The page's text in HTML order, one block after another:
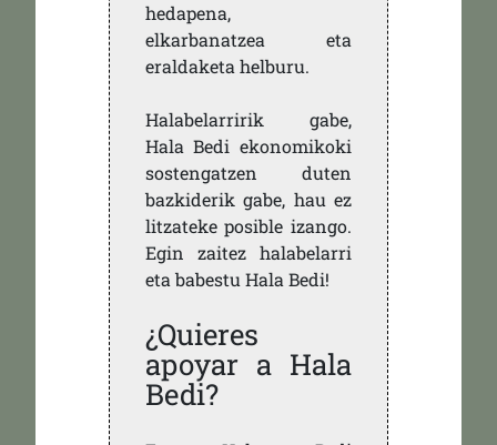
hedapena,
elkarbanatzea eta
eraldaketa helburu.
Halabelarririk gabe,
Hala Bedi ekonomikoki
sostengatzen duten
bazkiderik gabe, hau ez
litzateke posible izango.
Egin zaitez halabelarri
eta babestu Hala Bedi!
¿Quieres
apoyar a Hala
Bedi?